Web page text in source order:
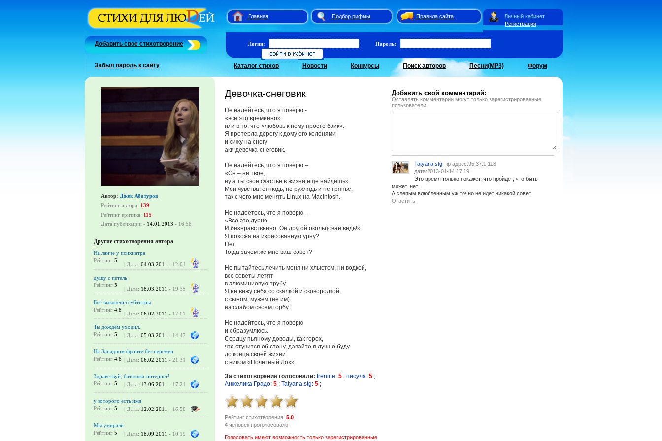
Главная Подбор рифмы
Правила сайта
Регистрация
Личный кабинет
Добавить свое стихотворение
Забыл пароль к сайту
Логин: Пароль:
Каталог стихов Новости Конкурсы Поиск авторов Песни(MP3) Форум
Автор: Джек Абатуров
Рейтинг автора: 139
Рейтинг критика: 115
Дата публикации - 14.01.2013 - 16:58
Другие стихотворения автора
На ланче у психиатра
Рейтинг 5
| Дата: 04.03.2011 - 12:01
душу с петель
Рейтинг 5
| Дата: 18.03.2011 - 19:35
Бог выключил субтитры
Рейтинг 4.8
| Дата: 06.02.2011 - 17:01
Ты дождем уходил..
Рейтинг 5 | Дата: 05.03.2011 - 14:47
На Западном фронте без перемен
Рейтинг 4.8 | Дата: 06.02.2011 - 21:31
Здравствуй, батюшка-интернет!
Рейтинг 5 | Дата: 13.06.2011 - 17:21
у которого есть имя
Рейтинг 5 | Дата: 12.02.2011 - 16:50
Мы умирали
Рейтинг 5 | Дата: 18.09.2011 - 10:19
Девочка-снеговик
Не надейтесь, что я поверю -
«все это временно»
или в то, что «любовь к нему просто бзик».
Я протерла дорогу к дому его коленями
и сижу на снегу
аки девочка-снеговик.
Не надейтесь, что я поверю –
«Он – не твое,
ну а ты свое счастье в жизни еще найдешь».
Мои чувства, отнюдь, не рухлядь и не тряпье,
так с чего мне менять Linux на Macintosh.
Не надеетесь, что я поверю –
«Все это дурно.
И безнравственно. Он другой окольцован ведь!».
Я похожа на изрисованную урну?
Нет.
Тогда зачем же мне ваш совет?
Не пытайтесь лечить меня ни хлыстом, ни водкой,
все советы летят
в алюминиевую трубу.
Я не вижу себя со скалкой и сковородкой,
с сыном, мужем (не им)
на слабом своем горбу.
Не надейтесь, что я поверю
и образумлюсь.
Сердцу пьяному доводы, как горох,
что стучится об стену, давайте я лучше буду
до конца своей жизни
с ником «Почетный Лох».
За стихотворение голосовали: trenine: 5 ; писуля: 5 ;
Анжелика Градо: 5 ; Tatyana.stg: 5 ;
Рейтинг стихотворения: 5.0
4 человек проголосовало
Голосовать имеют возможность только зарегистрированные
Добавить свой комментарий:
Оставлять комментарии могут только зарегистрированные
пользователи
Tatyana.stg
ip адрес:95.37.1.118
дата:2013-01-14 17:19
Это время только покажет, что пройдет, что быть
может. нет.
А слепым влюбленным уж точно не идет никакой совет
Ответить